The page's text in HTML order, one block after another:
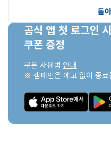
돌
공식 앱 첫 로그인 시
쿠폰 증정
쿠폰 사용법 안내
※ 캠페인은 예고 없이 종료